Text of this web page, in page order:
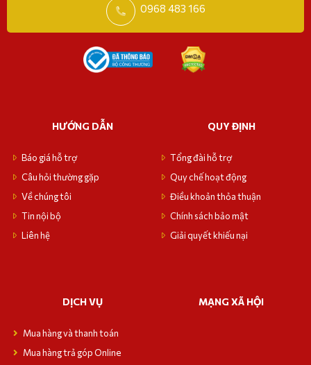
0968 483 166
HƯỚNG DẪN
Báo giá hỗ trợ
Câu hỏi thường gặp
Về chúng tôi
Tin nội bộ
Liên hệ
QUY ĐỊNH
Tổng đài hỗ trợ
Quy chế hoạt động
Điều khoản thỏa thuận
Chính sách bảo mật
Giải quyết khiếu nại
DỊCH VỤ
Mua hàng và thanh toán
Mua hàng trả góp Online
MẠNG XÃ HỘI